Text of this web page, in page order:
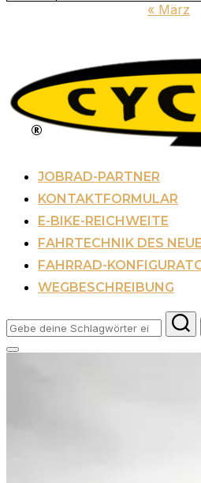
« März
Inhalten
springen
JOBRAD-PARTNER
KONTAKTFORMULAR
E-BIKE-REICHWEITE
FAHRTECHNIK DES
FAHRRAD-
WEGBESCHREIBUNG
Suchen
nach:
Seitenleiste